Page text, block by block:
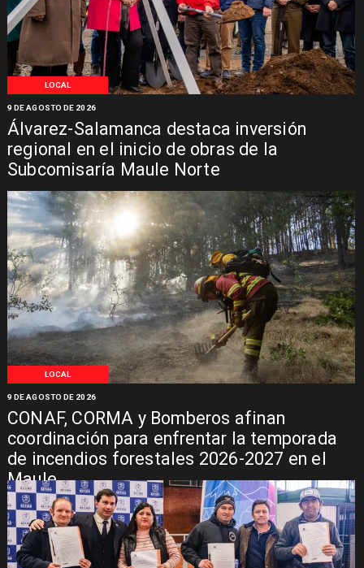
LOCAL
Álvarez-Salamanca destaca inversión
regional en el inicio de obras de la
Subcomisaría Maule Norte
9 DE AGOSTO DE 2026
LOCAL
CONAF, CORMA y Bomberos afinan
coordinación para enfrentar la temporada
de incendios forestales 2026-2027 en el
Maule
9 DE AGOSTO DE 2026